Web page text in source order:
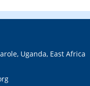
Uganda, East Africa